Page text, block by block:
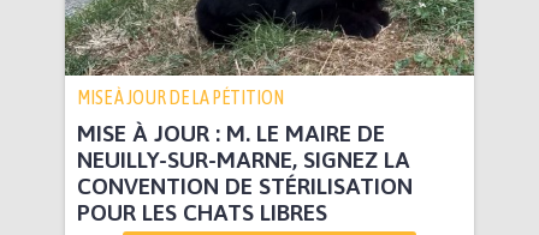
MISE À JOUR DE LA PÉTITION
MISE À JOUR : M. LE MAIRE DE
NEUILLY-SUR-MARNE, SIGNEZ LA
CONVENTION DE STÉRILISATION
POUR LES CHATS LIBRES